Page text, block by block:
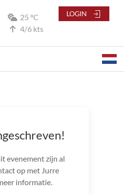
25 °C
4/6 kts
LOGIN
evenement zijn al
op met Jurre
informatie.